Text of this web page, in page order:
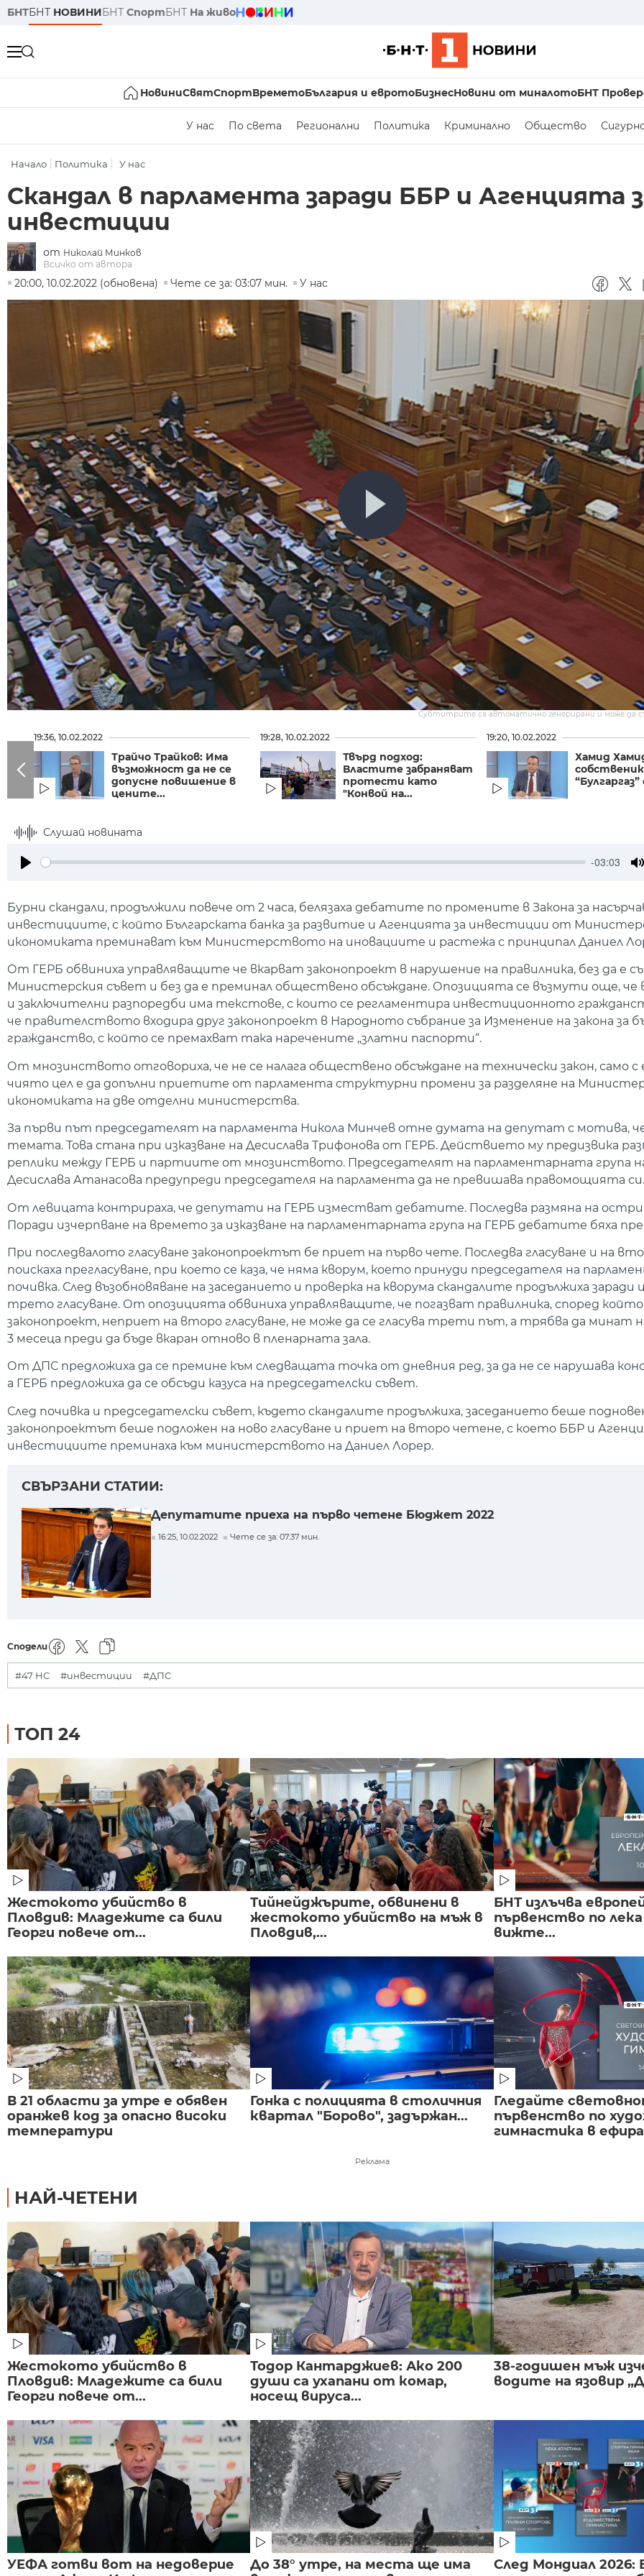
БНТБНТ НОВИНИБНТ СпортБНТ На живо
НовиниСвятСпортВреметоБългария и евротоБизнесНовини от миналотоБНТ
У нас По света Регионални Политика Криминално Общество
Начало Политика У нас
Скандал в парламента заради ББР и Агенцията
инвестиции
от Николай Минков
Всичко от автора
20:00, 10.02.2022 (обновена)
Чете се за: 03:07 мин. У нас
Субтитрите са автоматично генерирани и може да
19:36, 10.02.2022
Трайчо Трайков: Има
възможност да не се
допусне повишение в
цените...
19:28, 10.02.2022
Твърд подход:
Властите забраняват
протести като
"Конвой на...
19:20, 10.02.2022
Хамид
“Булгаргаз”
Слушай новината
-03:03
Бурни скандали, продължили повече от 2 часа, белязаха дебатите по промените в Закона за
инвестициите, с който Българската банка за развитие и Агенцията за инвестиции от
икономиката преминават към Министерството на иновациите и растежа с принципал Даниел
От ГЕРБ обвиниха управляващите че вкарват законопроект в нарушение на правилника, без да е
Министерския съвет и без да е преминал обществено обсъждане. Опозицията се възмути още, че
и заключителни разпоредби има текстове, с които се регламентира инвестиционното
че правителството входира друг законопроект в Народното събрание за Изменение на закона за
гражданство, с който се премахват така наречените „златни паспорти“.
От мнозинството отговориха, че не се налага обществено обсъждане на технически закон, само с
чиято цел е да допълни приетите от парламента структурни промени за разделяне на
икономиката на две отделни министерства.
За първи път председателят на парламента Никола Минчев отне думата на депутат с мотива,
темата. Това стана при изказване на Десислава Трифонова от ГЕРБ. Действието му предизвика
реплики между ГЕРБ и партиите от мнозинството. Председателят на парламентарната група
Десислава Атанасова предупреди председателя на парламента да не превишава правомощията си.
От левицата контрираха, че депутати на ГЕРБ изместват дебатите. Последва размяна на остри
Поради изчерпване на времето за изказване на парламентарната група на ГЕРБ дебатите бяха
При последвалото гласуване законопроектът бе приет на първо чете. Последва гласуване и на
поискаха прегласуване, при което се каза, че няма кворум, което принуди председателя на
почивка. След възобновяване на заседанието и проверка на кворума скандалите продължиха заради
трето гласуване. От опозицията обвиниха управляващите, че погазват правилника, според който
законопроект, неприет на второ гласуване, не може да се гласува трети път, а трябва да минат
3 месеца преди да бъде вкаран отново в пленарната зала.
От ДПС предложиха да се премине към следващата точка от дневния ред, за да не се нарушава
а ГЕРБ предложиха да се обсъди казуса на председателски съвет.
След почивка и председателски съвет, където скандалите продължиха, заседанието беше
законопроектът беше подложен на ново гласуване и приет на второ четене, с което ББР и
инвестициите преминаха към министерството на Даниел Лорер.
СВЪРЗАНИ СТАТИИ:
Депутатите приеха на първо четене Бюджет 2022
16:25, 10.02.2022 Чете се за: 07:37 мин.
Сподели
#47 НС #инвестиции #ДПС
ТОП 24
Жестокото убийство в
Пловдив: Младежите са били
Георги повече от...
Тийнейджърите, обвинени в
жестокото убийство на мъж в
Пловдив,...
БНТ излъчва
първенство по
вижте...
В 21 области за утре е обявен
оранжев код за опасно високи
температури
Гонка с полицията в столичния
квартал "Борово", задържан...
Гледайте
първенство по
гимнастика в
Реклама
НАЙ-ЧЕТЕНИ
Жестокото убийство в
Пловдив: Младежите са били
Георги повече от...
Тодор Кантарджиев: Ако 200
души са ухапани от комар,
носещ вируса...
38-годишен мъж
водите на язовир
УЕФА готви вот на недоверие
До 38° утре, на места ще има
След Мондиал 2026: